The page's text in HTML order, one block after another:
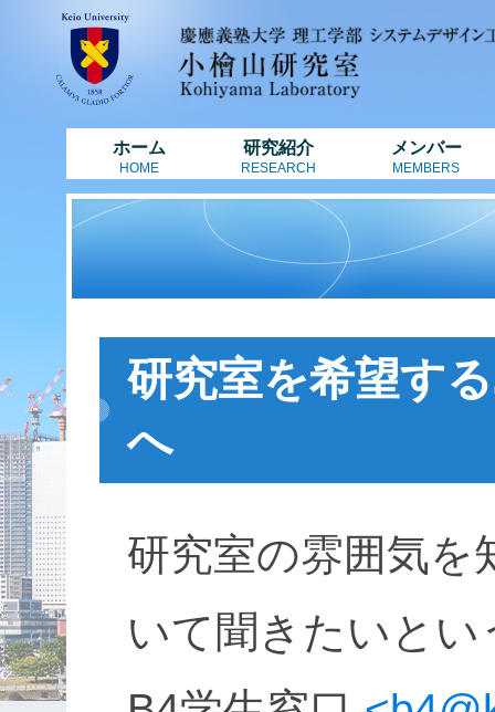
ホーム
HOME
研究紹介
RESEARCH
メンバー
MEMBERS
研究室を希望す
へ
研究室の雰囲気を
いて聞きたいとい